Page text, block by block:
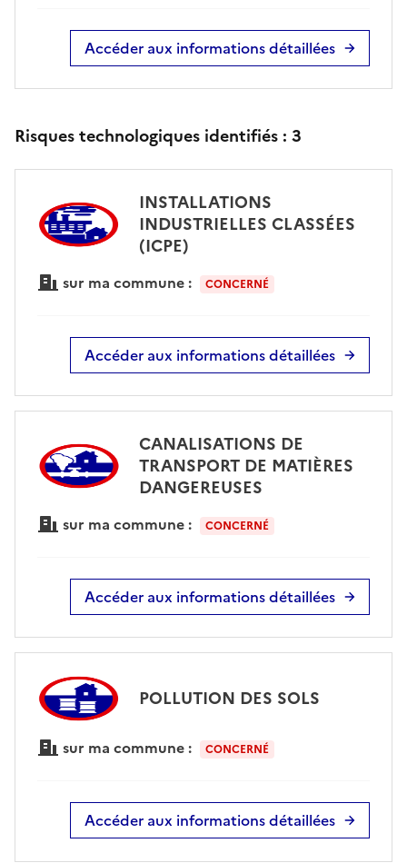
Accéder aux informations détaillées
Risques technologiques identifiés : 3
INSTALLATIONS
INDUSTRIELLES CLASSÉES
(ICPE)
sur ma commune : CONCERNÉ
Accéder aux informations détaillées
CANALISATIONS DE
TRANSPORT DE MATIÈRES
DANGEREUSES
sur ma commune : CONCERNÉ
Accéder aux informations détaillées
POLLUTION DES SOLS
sur ma commune : CONCERNÉ
Accéder aux informations détaillées